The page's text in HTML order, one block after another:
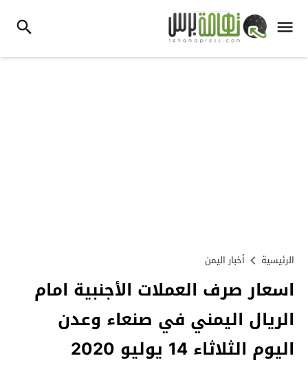
الرئيسية أخبار اليمن
اسعار صرف العملات الأجنبية امام
الريال اليمني في صنعاء وعدن
اليوم الثلاثاء 14 يوليو 2020